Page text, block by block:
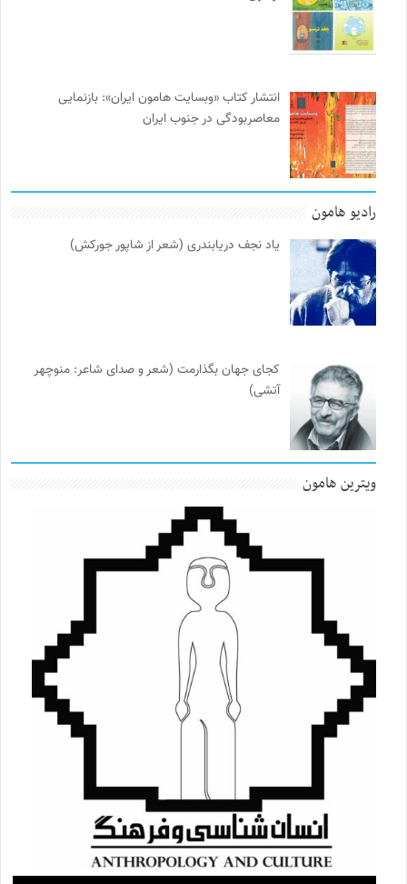
انتشار کتاب «وبسایت هامون ایران»: بازنمایی
معاصربودگی در جنوب ایران
رادیو هامون
یاد نجف دریابندری (شعر از شاپور جورکش)
کجای جهان بگذارمت (شعر و صدای شاعر: منوچهر
آتشی)
ویترین هامون